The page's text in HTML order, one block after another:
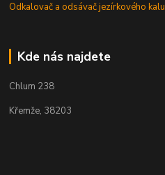
Odkalovač a odsávač jezírkového kalu
Kde nás najdete
Chlum 238
Křemže, 38203